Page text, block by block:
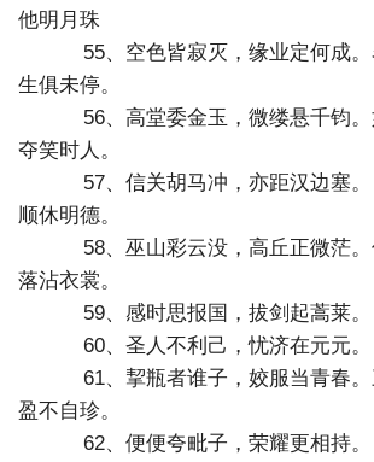
他明月珠
55、空色皆寂灭，缘业定何成
生俱未停。
56、高堂委金玉，微缕悬千钧。
夺笑时人。
57、信关胡马冲，亦距汉边塞
顺休明德。
58、巫山彩云没，高丘正微茫
落沾衣裳。
59、感时思报国，拔剑起蒿莱。
60、圣人不利己，忧济在元元。
61、挈瓶者谁子，姣服当青春。
盈不自珍。
62、便便夸毗子，荣耀更相持。